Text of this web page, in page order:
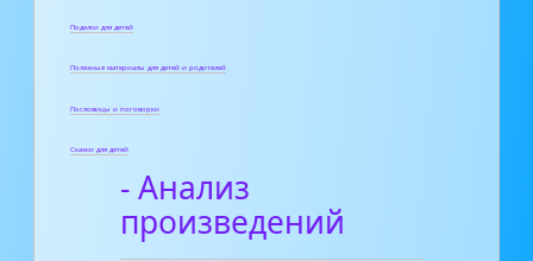
Поделки для детей
Полезные материалы для детей и родителей
Пословицы и поговорки
Сказки для детей
- Анализ
произведений